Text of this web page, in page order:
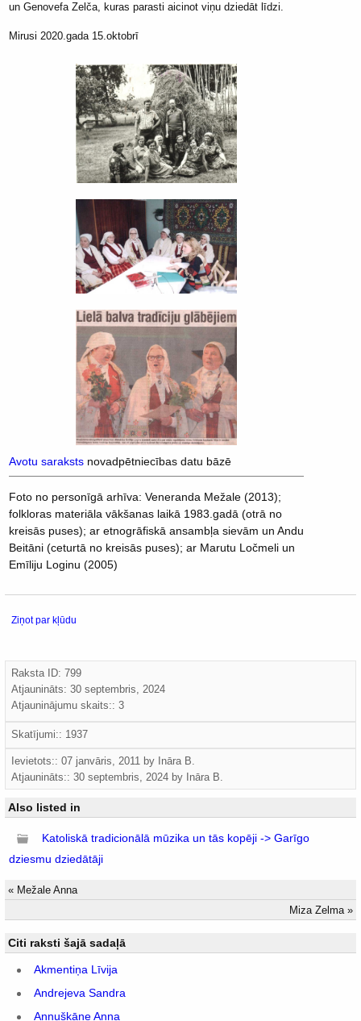
un Genovefa Zelča, kuras parasti aicinot viņu dziedāt līdzi.
Mirusi 2020.gada 15.oktobrī
Avotu saraksts novadpētniecības datu bāzē
Foto no personīgā arhīva: Veneranda Mežale (2013);
folkloras materiāla vākšanas laikā 1983.gadā (otrā no
kreisās puses); ar etnogrāfiskā ansambļa sievām un Andu
Beitāni (ceturtā no kreisās puses); ar Marutu Ločmeli un
Emīliju Loginu (2005)
Ziņot par kļūdu
Raksta ID: 799
Atjaunināts: 30 septembris, 2024
Atjauninājumu skaits:: 3
Skatījumi:: 1937
Ievietots:: 07 janvāris, 2011 by Ināra B.
Atjaunināts:: 30 septembris, 2024 by Ināra B.
Also listed in
Katoliskā tradicionālā mūzika un tās kopēji -> Garīgo
dziesmu dziedātāji
« Mežale Anna
Miza Zelma »
Citi raksti šajā sadaļā
Akmentiņa Līvija
Andrejeva Sandra
Annuškāne Anna